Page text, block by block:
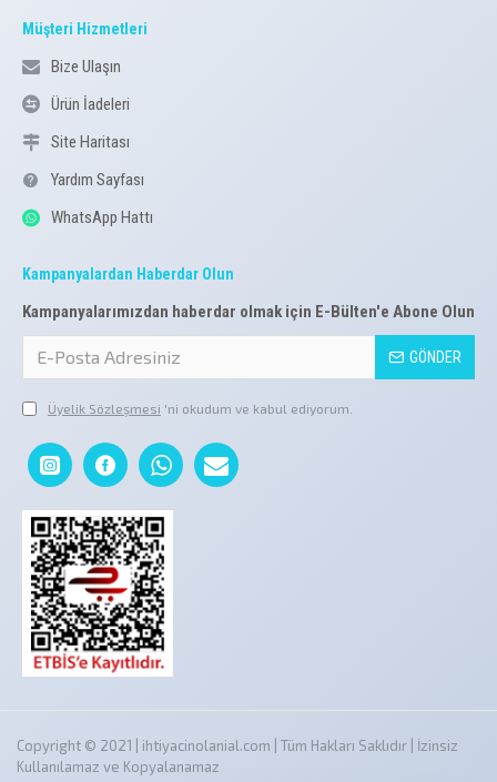
Müşteri Hizmetleri
Bize Ulaşın
Ürün İadeleri
Site Haritası
Yardım Sayfası
WhatsApp Hattı
Kampanyalardan Haberdar Olun
Kampanyalarımızdan haberdar olmak için E-Bülten'e Abone Olun
GÖNDER
Üyelik Sözleşmesi 'ni okudum ve kabul ediyorum.
Copyright © 2021 | ihtiyacinolanial.com | Tüm Hakları Saklıdır | İzinsiz
Kullanılamaz ve Kopyalanamaz